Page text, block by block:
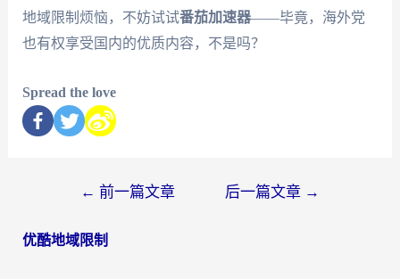
地域限制烦恼，不妨试试番茄加速器——毕竟，海外党
也有权享受国内的优质内容，不是吗？
Spread the love
← 前一篇文章 后一篇文章 →
优酷地域限制